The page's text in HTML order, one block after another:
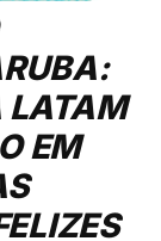
LATAM
EM